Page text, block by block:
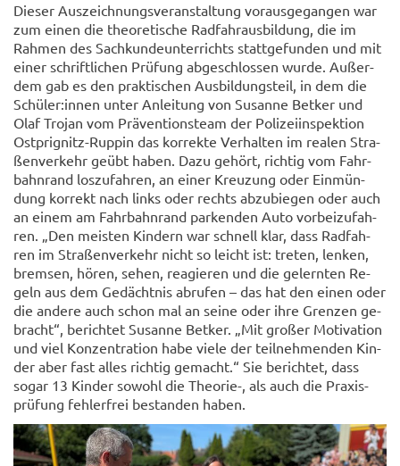
Die­ser Aus­zeich­nungs­ver­an­stal­tung vor­aus­ge­gan­gen war
zum einen die theo­re­ti­sche Rad­fahr­aus­bil­dung, die im
Rah­men des Sach­kun­de­un­ter­richts statt­ge­fun­den und mit
einer schrift­li­chen Prü­fung ab­ge­schlos­sen wurde. Au­ßer­
dem gab es den prak­ti­schen Aus­bil­dungs­teil, in dem die
Schü­ler:innen unter An­lei­tung von Su­san­ne Bet­ker und
Olaf Tro­jan vom Prä­ven­ti­ons­team der Po­li­zei­in­spek­ti­on
Ostprignitz-​Ruppin das kor­rek­te Ver­hal­ten im rea­len Stra­
ßen­ver­kehr geübt haben. Dazu ge­hört, rich­tig vom Fahr­
bahn­rand los­zu­fah­ren, an einer Kreu­zung oder Ein­mün­
dung kor­rekt nach links oder rechts ab­zu­bie­gen oder auch
an einem am Fahr­bahn­rand par­ken­den Auto vor­bei­zu­fah­
ren. „Den meis­ten Kin­dern war schnell klar, dass Rad­fah­
ren im Stra­ßen­ver­kehr nicht so leicht ist: tre­ten, len­ken,
brem­sen, hören, sehen, re­agie­ren und die ge­lern­ten Re­
geln aus dem Ge­dächt­nis ab­ru­fen – das hat den einen oder
die an­de­re auch schon mal an seine oder ihre Gren­zen ge­
bracht“, be­rich­tet Su­san­ne Bet­ker. „Mit gro­ßer Mo­ti­va­ti­on
und viel Kon­zen­tra­ti­on habe viele der teil­neh­men­den Kin­
der aber fast alles rich­tig ge­macht.“ Sie be­rich­tet, dass
sogar 13 Kin­der so­wohl die Theorie-​, als auch die Pra­xis­
prü­fung feh­ler­frei be­stan­den haben.